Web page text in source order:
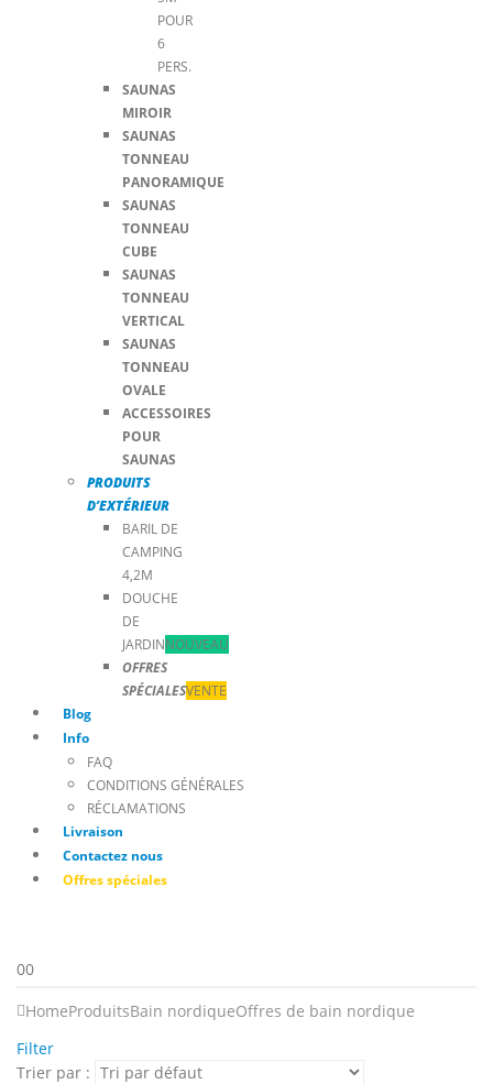
POUR
6
PERS.
SAUNAS
MIROIR
SAUNAS
TONNEAU
PANORAMIQUE
SAUNAS
TONNEAU
CUBE
SAUNAS
TONNEAU
VERTICAL
SAUNAS
TONNEAU
OVALE
ACCESSOIRES
POUR
SAUNAS
PRODUITS
D’EXTÉRIEUR
BARIL DE
CAMPING
4,2M
DOUCHE
DE
JARDINNOUVEAU
OFFRES
SPÉCIALESVENTE
Blog
Info
FAQ
CONDITIONS GÉNÉRALES
RÉCLAMATIONS
Livraison
Contactez nous
Offres spéciales
00
HomeProduitsBain nordiqueOffres de bain nordique
Filter
Trier par :